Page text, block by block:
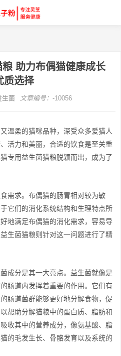
助力布偶猫健康成长
质选择
生菌 文章编号： -10056
温柔的猫咪品种，深受众多爱猫人
活力和美丽，合适的饮食是至关重
专用益生菌猫粮脱颖而出，成为了
需求。布偶猫的肠胃相对较为敏
它们的消化系统结构和生理特点所
地满足布偶猫的消化需求，容易导
生菌猫粮则针对这一问题进行了精
成分是其一大亮点。益生菌就像是
肠道内发挥着重要的作用。它们有
肠道菌群能够更好地分解食物，促
帮助分解猫粮中的蛋白质、脂肪和
收其中的营养成分，像氨基酸、脂
的毛发生长、骨骼发育以及系统的